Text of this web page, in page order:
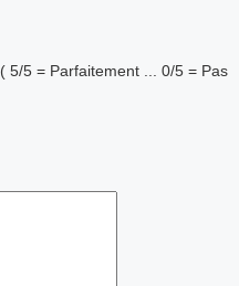
( 5/5 = Parfaitement ... 0/5 = Pas